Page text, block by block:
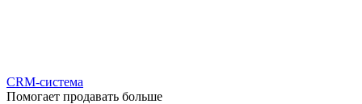
CRM-система
Помогает продавать больше